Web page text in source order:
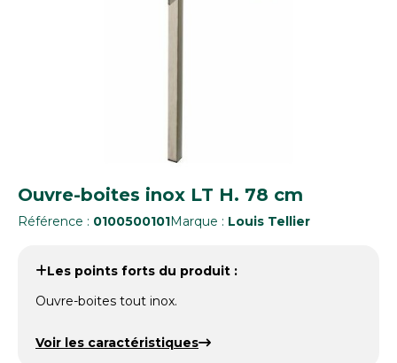
Ouvre-boites inox LT H. 78 cm
Référence : 0100500101Marque : Louis Tellier
Les points forts du produit :
Ouvre-boites tout inox.
Voir les caractéristiques